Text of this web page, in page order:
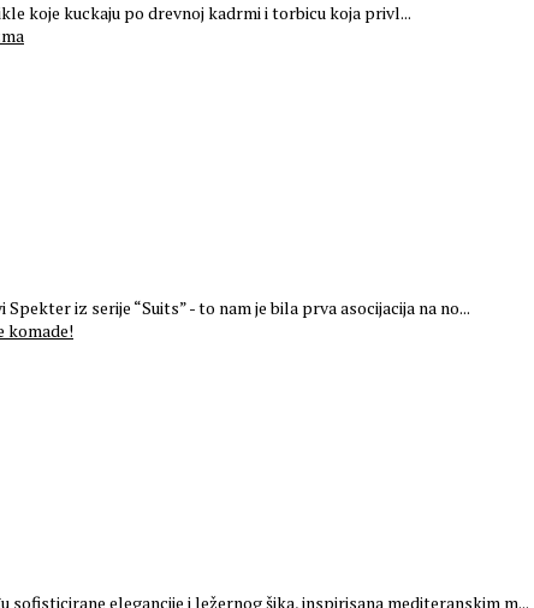
koje kuckaju po drevnoj kadrmi i torbicu koja privl...
iz serije “Suits” - to nam je bila prva asocijacija na no...
sofisticirane elegancije i ležernog šika, inspirisana mediteranskim m...